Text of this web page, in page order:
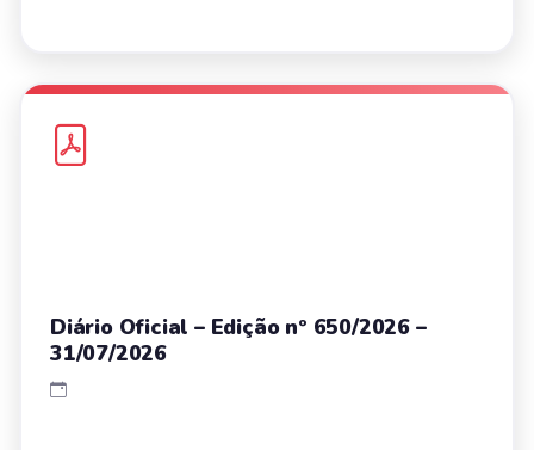
Diário Oficial – Edição nº 650/2026 –
31/07/2026